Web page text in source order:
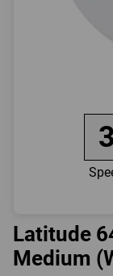
3
Latitude
Medium